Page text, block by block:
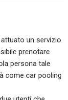
un servizio
prenotare
persona tale
come car pooling